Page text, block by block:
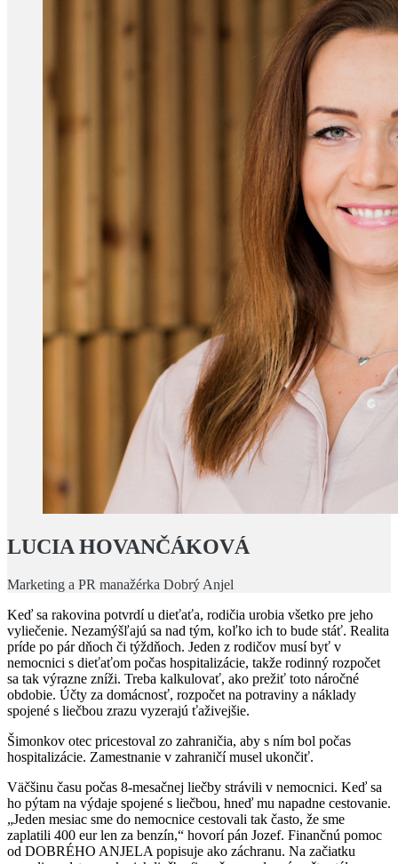
LUCIA HOVANČÁKOVÁ
Marketing a PR manažérka Dobrý Anjel
Keď sa rakovina potvrdí u dieťaťa, rodičia urobia všetko pre jeho
vyliečenie. Nezamýšľajú sa nad tým, koľko ich to bude stáť. Realita
príde po pár dňoch či týždňoch. Jeden z rodičov musí byť v
nemocnici s dieťaťom počas hospitalizácie, takže rodinný rozpočet
sa tak výrazne zníži. Treba kalkulovať, ako prežiť toto náročné
obdobie. Účty za domácnosť, rozpočet na potraviny a náklady
spojené s liečbou zrazu vyzerajú ťaživejšie.
Šimonkov otec pricestoval zo zahraničia, aby s ním bol počas
hospitalizácie. Zamestnanie v zahraničí musel ukončiť.
Väčšinu času počas 8-mesačnej liečby strávili v nemocnici. Keď sa
ho pýtam na výdaje spojené s liečbou, hneď mu napadne cestovanie.
„Jeden mesiac sme do nemocnice cestovali tak často, že sme
zaplatili 400 eur len za benzín,“ hovorí pán Jozef. Finančnú pomoc
od DOBRÉHO ANJELA popisuje ako záchranu. Na začiatku